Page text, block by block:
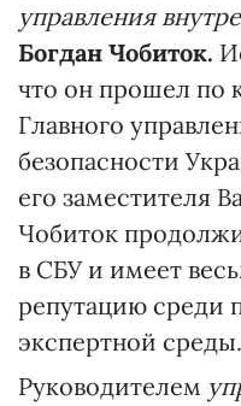
управления
Богдан Чобиток.
что он прошел по
Главного
безопасности
его заместителя
Чобиток
в СБУ и имеет
репутацию среди
экспертной среды.
Руководителем